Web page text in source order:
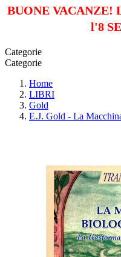
BUONE VACANZE!
l'8
Categorie
Categorie
Home
LIBRI
Gold
E.J. Gold - La